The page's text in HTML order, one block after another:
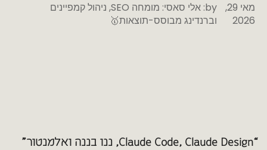
מאי 29,
2026
by:
אלי סאסי: מומחה SEO, ניהול קמפיינים
וברנדינג מבוסס-תוצאות🥇
“Claude Code, Claude Design, ננו בננה ואלמנטור”